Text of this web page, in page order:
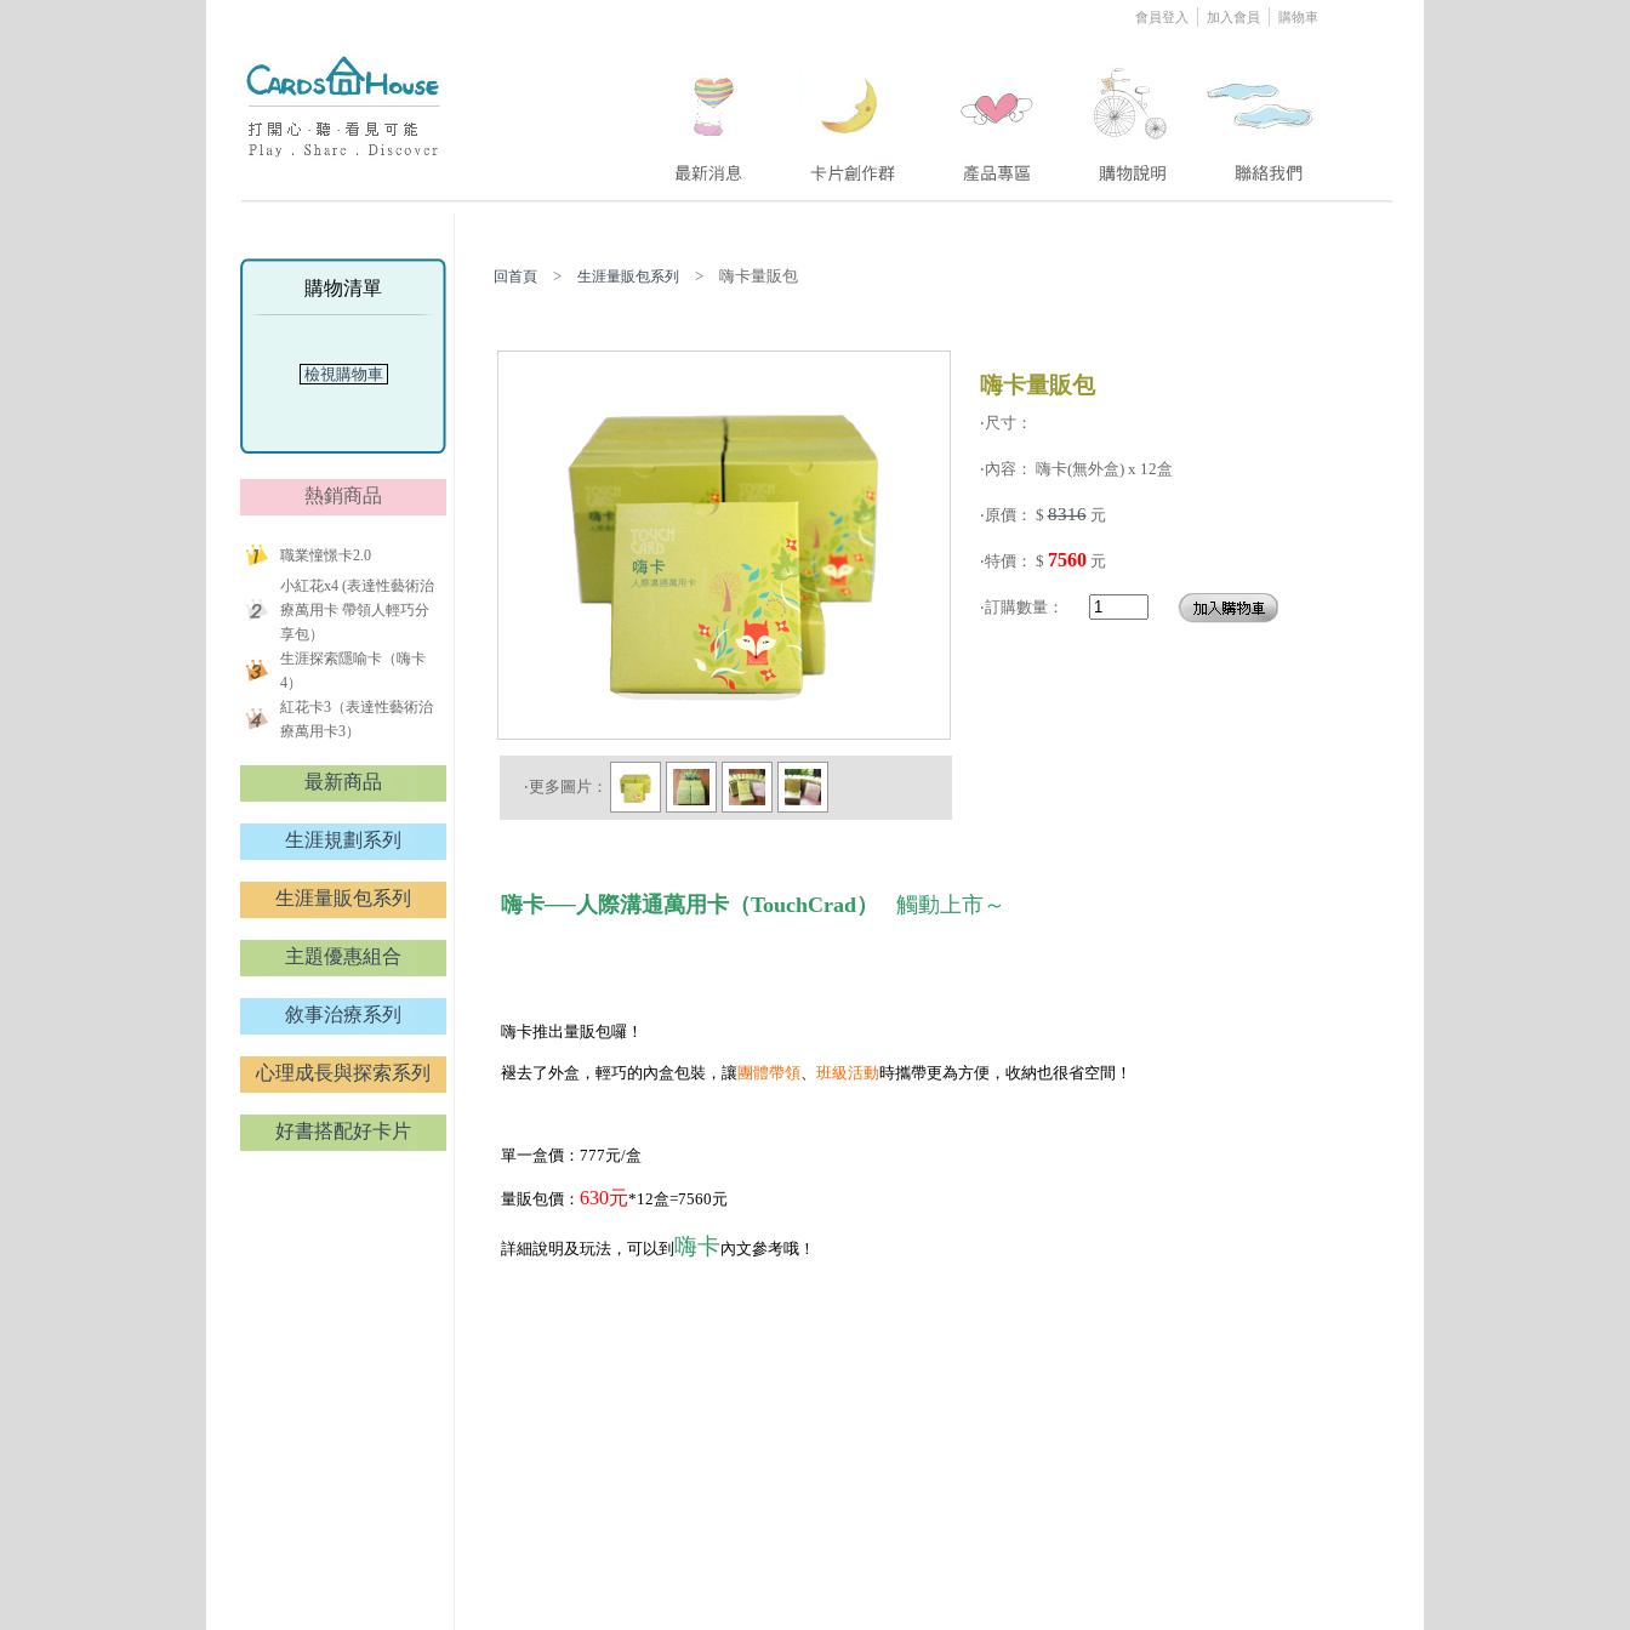
會員登入 加入會員 購物車
購物清單
檢視購物車
熱銷商品
職業憧憬卡2.0
小紅花x4 (表達性藝術治
療萬用卡 帶領人輕巧分
享包）
生涯探索隱喻卡（嗨卡
4）
紅花卡3（表達性藝術治
療萬用卡3）
最新商品
生涯規劃系列
生涯量販包系列
主題優惠組合
敘事治療系列
心理成長與探索系列
好書搭配好卡片
回首頁 > 生涯量販包系列 > 嗨卡量販包
嗨卡量販包
‧尺寸：
‧內容： 嗨卡(無外盒) x 12盒
‧原價： $8316元
‧特價： $ 7560元
‧訂購數量：
‧更多圖片：
嗨卡──人際溝通萬用卡（TouchCrad） 觸動上市～
嗨卡推出量販包囉！
褪去了外盒，輕巧的內盒包裝，讓團體帶領、 班級活動時攜帶更為方便，收納也很省空間！
單一盒價：777元/盒
量販包價： 630元*12盒=7560元
詳細說明及玩法，可以到 嗨卡內文參考哦！